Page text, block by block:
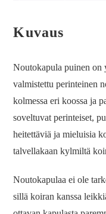
Kuvaus
Noutokapula puinen on
valmistettu perinteinen
kolmessa eri koossa ja
soveltuvat perinteiset,
heitettäviä ja mieluisia
talvellakaan kylmiltä
Noutokapulaa ei ole
sillä koiran kanssa